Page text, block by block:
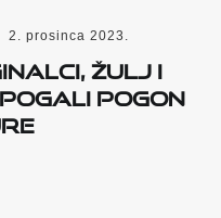
2. prosinca 2023.
Žulj i
Pogon